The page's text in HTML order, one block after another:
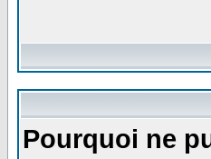
Pourquoi ne